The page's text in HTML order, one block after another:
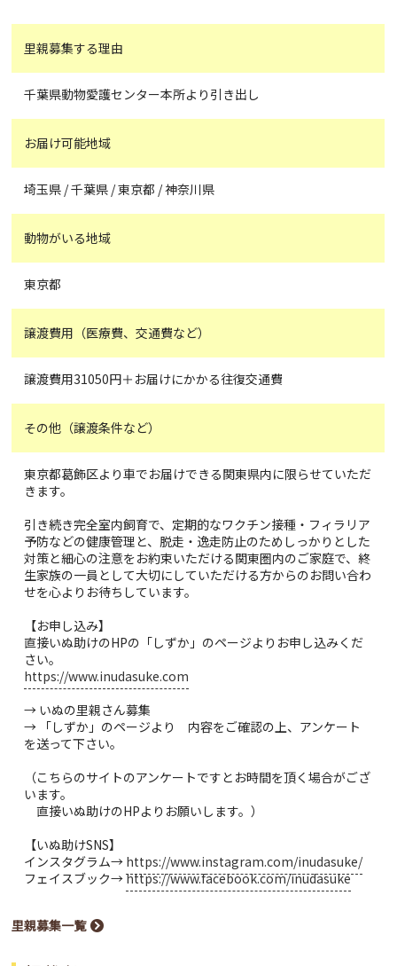
里親募集する理由
千葉県動物愛護センター本所より引き出し
お届け可能地域
埼玉県 / 千葉県 / 東京都 / 神奈川県
動物がいる地域
東京都
譲渡費用（医療費、交通費など）
譲渡費用31050円＋お届けにかかる往復交通費
その他（譲渡条件など）
東京都葛飾区より車でお届けできる関東県内に限らせていただ
きます。
引き続き完全室内飼育で、定期的なワクチン接種・フィラリア
予防などの健康管理と、脱走・逸走防止のためしっかりとした
対策と細心の注意をお約束いただける関東圏内のご家庭で、終
生家族の一員として大切にしていただける方からのお問い合わ
せを心よりお待ちしています。
【お申し込み】
直接いぬ助けのHPの「しずか」のページよりお申し込みくだ
さい。
https://www.inudasuke.com
→ いぬの里親さん募集
→ 「しずか」のページより 内容をご確認の上、アンケート
を送って下さい。
（こちらのサイトのアンケートですとお時間を頂く場合がござ
います。
直接いぬ助けのHPよりお願いします。）
【いぬ助けSNS】
インスタグラム→ https://www.instagram.com/inudasuke/
フェイスブック→https://www.facebook.com/inudasuke
里親募集一覧